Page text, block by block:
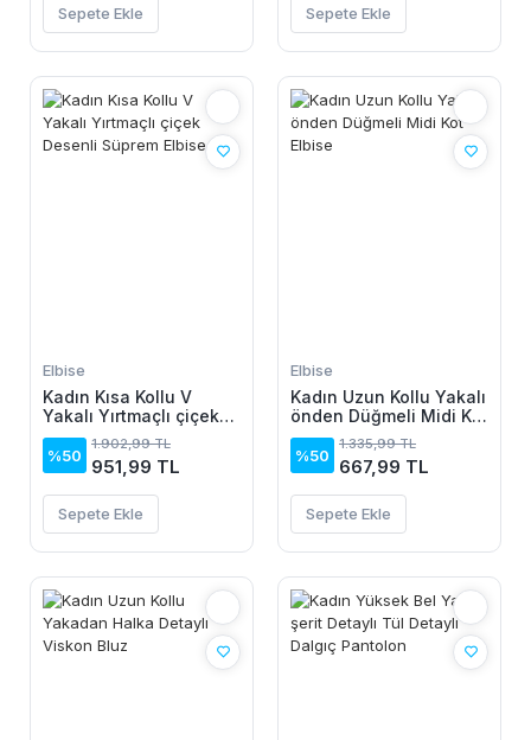
Sepete Ekle Sepete Ekle
Elbise
Kadın Kısa Kollu V
Yakalı Yırtmaçlı çiçek
Desenli Süprem Elbise
%50
1.902,99 TL
951,99 TL
Sepete Ekle
Elbise
Kadın Uzun Kollu Yakalı
önden Düğmeli Midi Kot
Elbise
%50
1.335,99 TL
667,99 TL
Sepete Ekle